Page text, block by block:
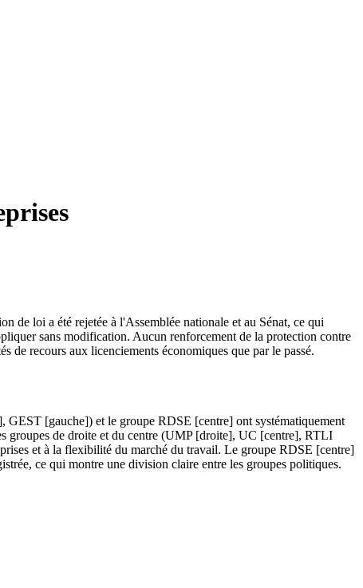
de loi a été rejetée à l'Assemblée nationale et au Sénat, ce qui
sans modification. Aucun renforcement de la protection contre
de recours aux licenciements économiques que par le passé.
[gauche]) et le groupe RDSE [centre] ont systématiquement
groupes de droite et du centre (UMP [droite], UC [centre], RTLI
et à la flexibilité du marché du travail. Le groupe RDSE [centre]
ce qui montre une division claire entre les groupes politiques.